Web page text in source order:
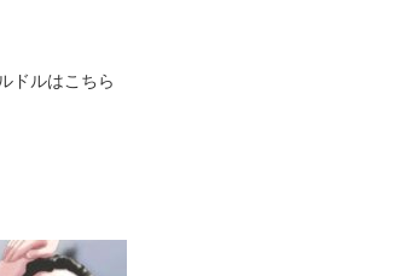
ドルはこちら